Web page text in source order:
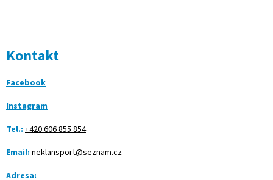
Kontakt
Facebook
Instagram
Tel.: +420 606 855 854
Email: neklansport@seznam.cz
Adresa: